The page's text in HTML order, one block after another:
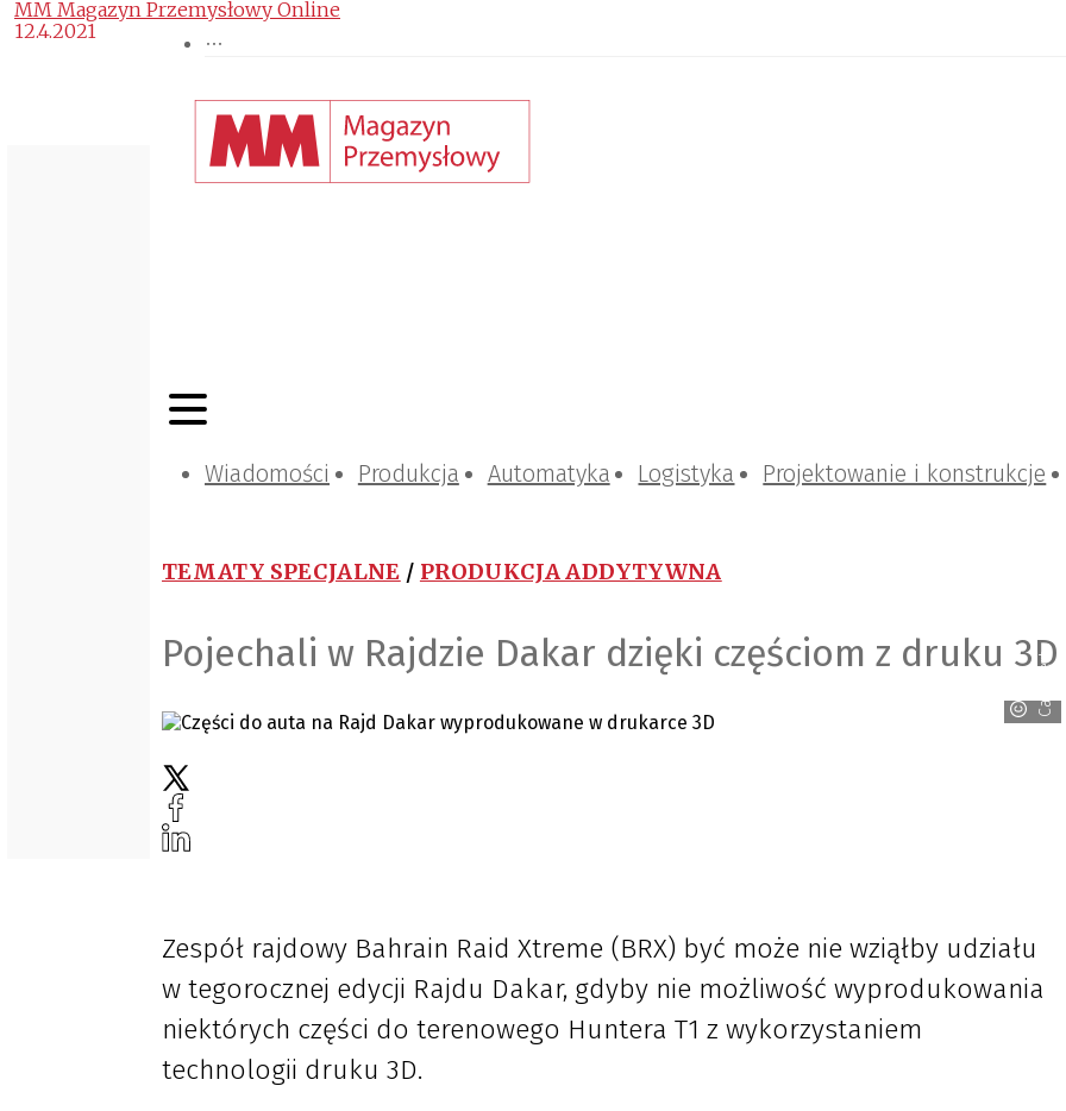
Wiadomości Produkcja Automatyka Logistyka Projektowanie i konstrukcje
TEMATY SPECJALNE / PRODUKCJA ADDYTYWNA
Pojechali w Rajdzie Dakar dzięki częściom z druku 3D
CadXpert
MM Magazyn Przemysłowy Online
12.4.2021
Zespół rajdowy Bahrain Raid Xtreme (BRX) być może nie wziąłby udziału
w tegorocznej edycji Rajdu Dakar, gdyby nie możliwość wyprodukowania
niektórych części do terenowego Huntera T1 z wykorzystaniem
technologii druku 3D.